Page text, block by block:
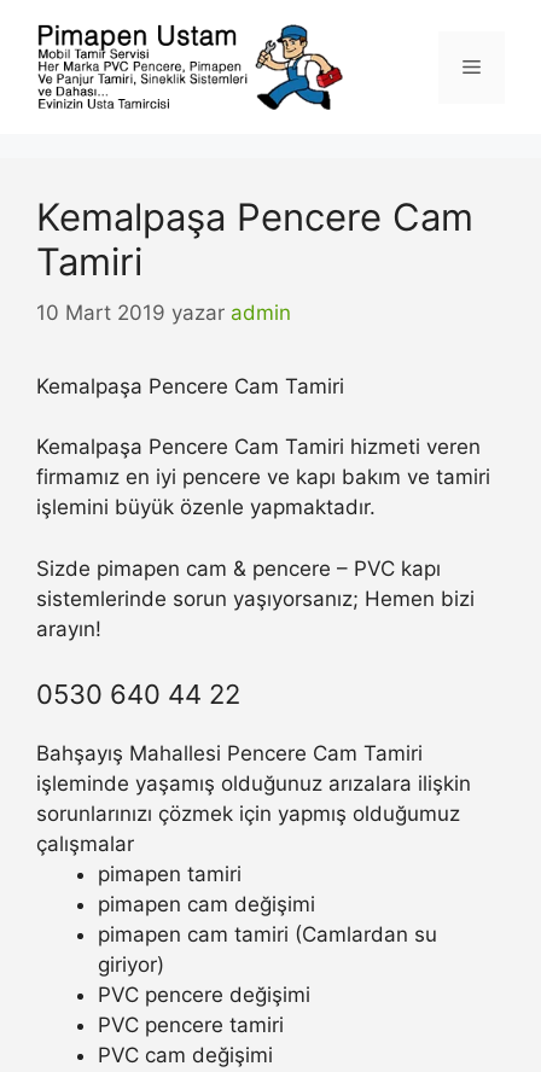
Menü
Kemalpaşa Pencere Cam
Tamiri
10 Mart 2019 yazar admin
Kemalpaşa Pencere Cam Tamiri
Kemalpaşa Pencere Cam Tamiri hizmeti veren
firmamız en iyi pencere ve kapı bakım ve tamiri
işlemini büyük özenle yapmaktadır.
Sizde pimapen cam & pencere – PVC kapı
sistemlerinde sorun yaşıyorsanız; Hemen bizi
arayın!
0530 640 44 22
Bahşayış Mahallesi Pencere Cam Tamiri
işleminde yaşamış olduğunuz arızalara ilişkin
sorunlarınızı çözmek için yapmış olduğumuz
çalışmalar
pimapen tamiri
pimapen cam değişimi
pimapen cam tamiri (Camlardan su
giriyor)
PVC pencere değişimi
PVC pencere tamiri
PVC cam değişimi